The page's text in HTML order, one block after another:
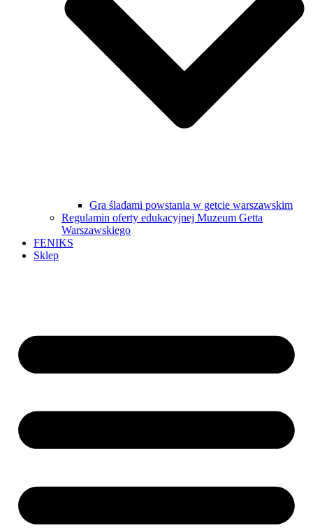
Gra śladami powstania w getcie warszawskim
Regulamin oferty edukacyjnej Muzeum Getta
Warszawskiego
FENIKS
Sklep